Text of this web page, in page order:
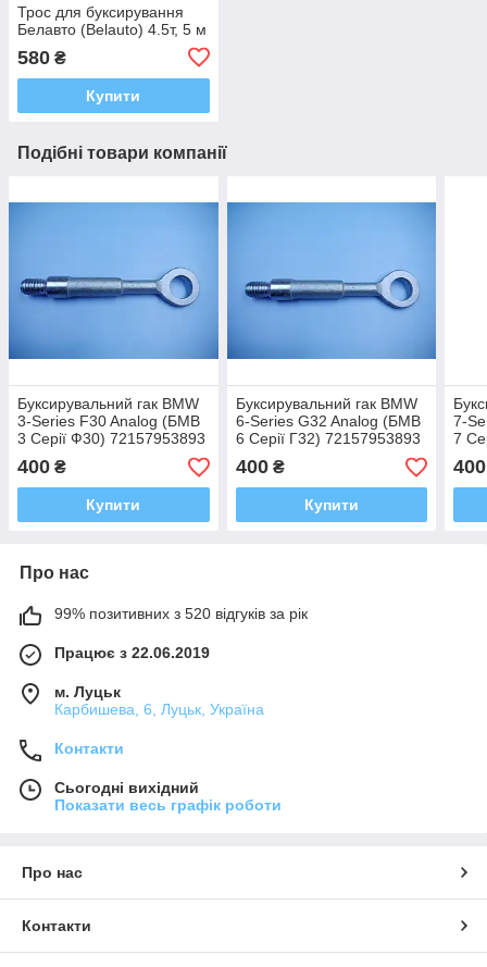
Трос для буксирування
Белавто (Belauto) 4.5т, 5 м
580 ₴
Купити
Подібні товари компанії
Буксирувальний гак BMW
3-Series F30 Analog (БМВ
3 Серії Ф30) 72157953893
400 ₴
Купити
Буксирувальний гак BMW
6-Series G32 Analog (БМВ
6 Серії Г32) 72157953893
400₴
Купити
7-
7
400
Про нас
99% позитивних з 520 відгуків за рік
Працює з 22.06.2019
м. Луцьк
Карбишева, 6, Луцьк, Україна
Контакти
Сьогодні вихідний
Показати весь графік роботи
Про нас
Контакти